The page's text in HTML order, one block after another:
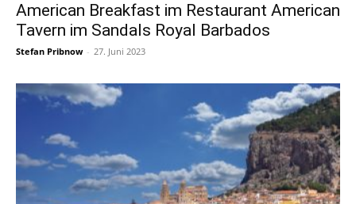
American Breakfast im Restaurant American
Tavern im Sandals Royal Barbados
Stefan Pribnow - 27. Juni 2023